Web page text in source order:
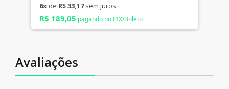
6xde R$ 33,17sem juros
R$ 189,05 pagando no PIX/Boleto
Avaliações